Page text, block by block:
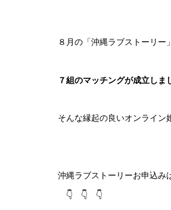
８月の「沖縄ラブストーリー
７組のマッチングが成立しま
そんな縁起の良いオンライン
沖縄ラブストーリーお申込み
👇 👇 👇